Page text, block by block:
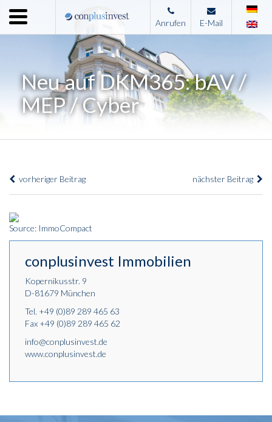
Menu
Home
Leistungen
Immobilienangebote
Kontakt
Anrufen E-Mail
Neu auf DKM365: bAV /
MEP / Cyber
vorheriger Beitrag nächster Beitrag
Source: ImmoCompact
conplusinvest Immobilien
Kopernikusstr. 9
D-81679 München
Tel. +49 (0)89 289 465 63
Fax +49 (0)89 289 465 62
info@conplusinvest.de
www.conplusinvest.de